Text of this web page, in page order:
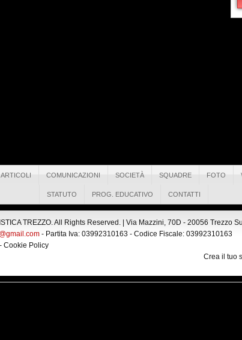
ARTICOLI COMUNICAZIONI SOCIETÀ SQUADRE FOTO
STATUTO PROG. EDUCATIVO CONTATTI
TREZZO. All Rights Reserved. | Via Mazzini, 70D - 20056 Trezzo
- Partita Iva: 03992310163 - Codice Fiscale: 03992310163
- Cookie Policy
Crea il tuo